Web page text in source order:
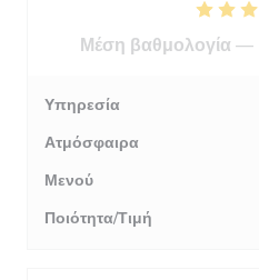
Μέση βαθμολογία —
Υπηρεσία
Ατμόσφαιρα
Μενού
Ποιότητα/Τιμή